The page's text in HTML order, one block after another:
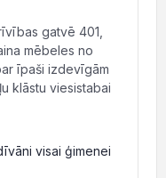
gatvē 401,
mēbeles no
īpaši izdevīgām
klāstu viesistabai
visai ģimenei